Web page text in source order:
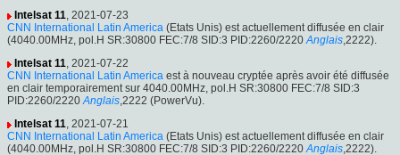
Intelsat 11, 2021-07-23
CNN International Latin America (Etats Unis) est actuellement diffusée en clair
(4040.00MHz, pol.H SR:30800 FEC:7/8 SID:3 PID:2260/2220 Anglais,2222).
Intelsat 11, 2021-07-22
CNN International Latin America est à nouveau cryptée après avoir été diffusée
en clair temporairement sur 4040.00MHz, pol.H SR:30800 FEC:7/8 SID:3
PID:2260/2220 Anglais,2222 (PowerVu).
Intelsat 11, 2021-07-21
CNN International Latin America (Etats Unis) est actuellement diffusée en clair
(4040.00MHz, pol.H SR:30800 FEC:7/8 SID:3 PID:2260/2220 Anglais,2222).